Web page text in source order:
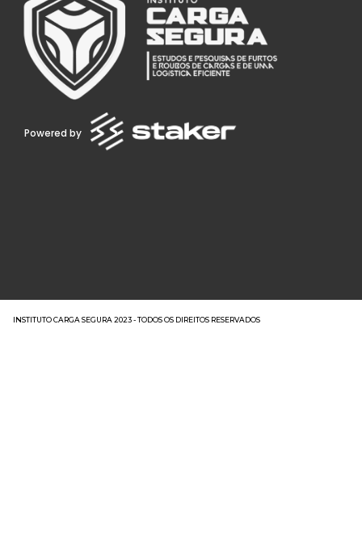
Powered by
INSTITUTO CARGA SEGURA 2023 - TODOS OS DIREITOS RESERVADOS